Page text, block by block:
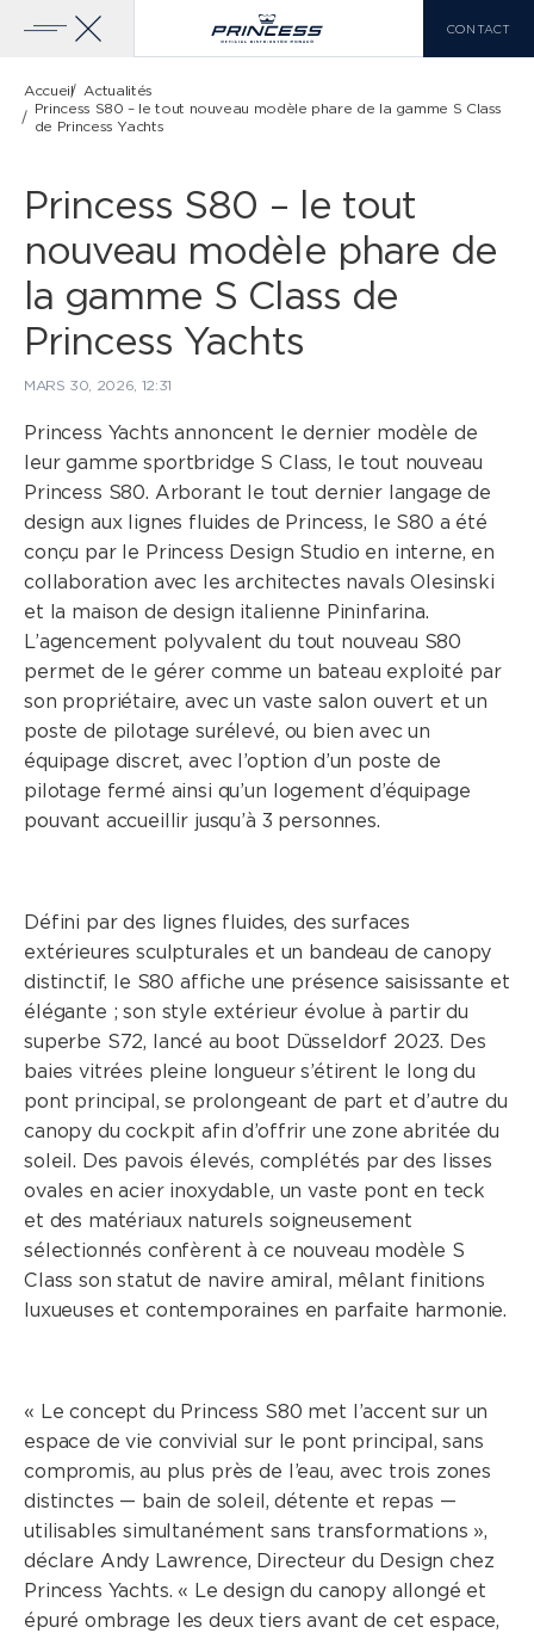
CONTACT
GAMME PRINCESS
CLASSE X VOIR PLUS
CLASSE Y
CLASSE F
CLASSE S
CLASSE V
CLASSE C
LISTE DE COMPARAISON
FR
Accueil Actualités
Princess S80 – le tout nouveau modèle phare de la gamme S Class
de Princess Yachts
Princess S80 – le tout
nouveau modèle phare de
la gamme S Class de
Princess Yachts
MARS 30, 2026, 12:31
Princess Yachts annoncent le dernier modèle de
leur gamme sportbridge S Class, le tout nouveau
Princess S80. Arborant le tout dernier langage de
design aux lignes fluides de Princess, le S80 a été
conçu par le Princess Design Studio en interne, en
collaboration avec les architectes navals Olesinski
et la maison de design italienne Pininfarina.
L’agencement polyvalent du tout nouveau S80
permet de le gérer comme un bateau exploité par
son propriétaire, avec un vaste salon ouvert et un
poste de pilotage surélevé, ou bien avec un
équipage discret, avec l’option d’un poste de
pilotage fermé ainsi qu’un logement d’équipage
pouvant accueillir jusqu’à 3 personnes.
Défini par des lignes fluides, des surfaces
extérieures sculpturales et un bandeau de canopy
distinctif, le S80 affiche une présence saisissante et
élégante ; son style extérieur évolue à partir du
superbe S72, lancé au boot Düsseldorf 2023. Des
baies vitrées pleine longueur s’étirent le long du
pont principal, se prolongeant de part et d’autre du
canopy du cockpit afin d’offrir une zone abritée du
soleil. Des pavois élevés, complétés par des lisses
ovales en acier inoxydable, un vaste pont en teck
et des matériaux naturels soigneusement
sélectionnés confèrent à ce nouveau modèle S
Class son statut de navire amiral, mêlant finitions
luxueuses et contemporaines en parfaite harmonie.
« Le concept du Princess S80 met l’accent sur un
espace de vie convivial sur le pont principal, sans
compromis, au plus près de l’eau, avec trois zones
distinctes — bain de soleil, détente et repas —
utilisables simultanément sans transformations »,
déclare Andy Lawrence, Directeur du Design chez
Princess Yachts. « Le design du canopy allongé et
épuré ombrage les deux tiers avant de cet espace,